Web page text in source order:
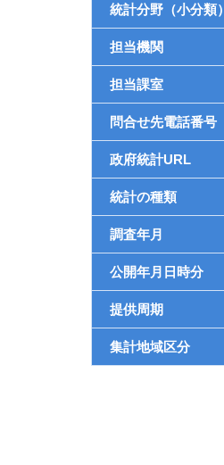
統計分野（小分類）
担当機関
担当課室
問合せ先電話番号
政府統計URL
統計の種類
調査年月
公開年月日時分
提供周期
集計地域区分